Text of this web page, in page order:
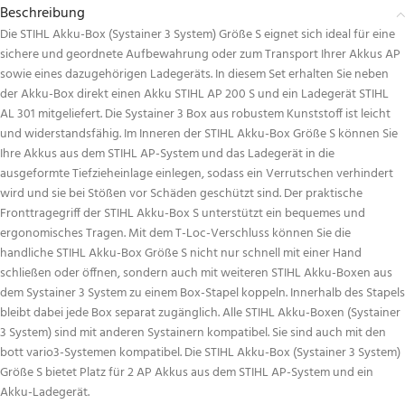
Beschreibung
Die STIHL Akku-Box (Systainer 3 System) Größe S eignet sich ideal für eine
sichere und geordnete Aufbewahrung oder zum Transport Ihrer Akkus AP
sowie eines dazugehörigen Ladegeräts. In diesem Set erhalten Sie neben
der Akku-Box direkt einen Akku STIHL AP 200 S und ein Ladegerät STIHL
AL 301 mitgeliefert. Die Systainer 3 Box aus robustem Kunststoff ist leicht
und widerstandsfähig. Im Inneren der STIHL Akku-Box Größe S können Sie
Ihre Akkus aus dem STIHL AP-System und das Ladegerät in die
ausgeformte Tiefzieheinlage einlegen, sodass ein Verrutschen verhindert
wird und sie bei Stößen vor Schäden geschützt sind. Der praktische
Fronttragegriff der STIHL Akku-Box S unterstützt ein bequemes und
ergonomisches Tragen. Mit dem T-Loc-Verschluss können Sie die
handliche STIHL Akku-Box Größe S nicht nur schnell mit einer Hand
schließen oder öffnen, sondern auch mit weiteren STIHL Akku-Boxen aus
dem Systainer 3 System zu einem Box-Stapel koppeln. Innerhalb des Stapels
bleibt dabei jede Box separat zugänglich. Alle STIHL Akku-Boxen (Systainer
3 System) sind mit anderen Systainern kompatibel. Sie sind auch mit den
bott vario3-Systemen kompatibel. Die STIHL Akku-Box (Systainer 3 System)
Größe S bietet Platz für 2 AP Akkus aus dem STIHL AP-System und ein
Akku-Ladegerät.